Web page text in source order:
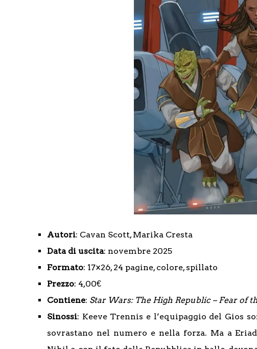
Autori: Cavan Scott, Marika Cresta
Data di uscita: novembre 2025
Formato: 17×26, 24 pagine, colore, spillato
Prezzo: 4,00€
Contiene: Star Wars: The High Republic – Fear of
Sinossi: Keeve Trennis e l’equipaggio del Gios
sovrastano nel numero e nella forza. Ma a